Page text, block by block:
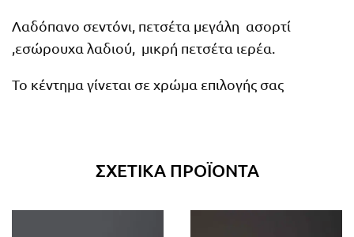
Λαδόπανο σεντόνι, πετσέτα μεγάλη ασορτί
,εσώρουχα λαδιού, μικρή πετσέτα ιερέα.
Το κέντημα γίνεται σε χρώμα επιλογής σας
ΣΧΕΤΙΚΆ ΠΡΟΪΌΝΤΑ